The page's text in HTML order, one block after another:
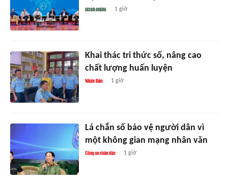
1 giờ
Khai thác tri thức số, nâng cao
chất lượng huấn luyện
1 giờ
Lá chắn số bảo vệ người dân vì
một không gian mạng nhân văn
1 giờ